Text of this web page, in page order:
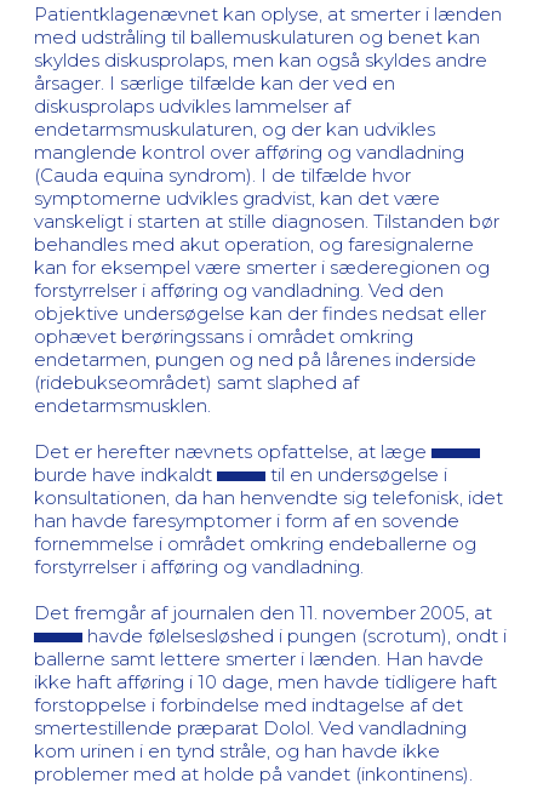
Patientklagenævnet kan oplyse, at smerter i lænden
med udstråling til ballemuskulaturen og benet kan
skyldes diskusprolaps, men kan også skyldes andre
årsager. I særlige tilfælde kan der ved en
diskusprolaps udvikles lammelser af
endetarmsmuskulaturen, og der kan udvikles
manglende kontrol over afføring og vandladning
(Cauda equina syndrom). I de tilfælde hvor
symptomerne udvikles gradvist, kan det være
vanskeligt i starten at stille diagnosen. Tilstanden bør
behandles med akut operation, og faresignalerne
kan for eksempel være smerter i sæderegionen og
forstyrrelser i afføring og vandladning. Ved den
objektive undersøgelse kan der findes nedsat eller
ophævet berøringssans i området omkring
endetarmen, pungen og ned på lårenes inderside
(ridebukseområdet) samt slaphed af
endetarmsmusklen.
Det er herefter nævnets opfattelse, at læge
burde have indkaldt
til en undersøgelse i
konsultationen, da han henvendte sig telefonisk, idet
han havde faresymptomer i form af en sovende
fornemmelse i området omkring endeballerne og
forstyrrelser i afføring og vandladning.
Det fremgår af journalen den 11. november 2005, at
havde følelsesløshed i pungen (scrotum), ondt i
ballerne samt lettere smerter i lænden. Han havde
ikke haft afføring i 10 dage, men havde tidligere haft
forstoppelse i forbindelse med indtagelse af det
smertestillende præparat Dolol. Ved vandladning
kom urinen i en tynd stråle, og han havde ikke
problemer med at holde på vandet (inkontinens).